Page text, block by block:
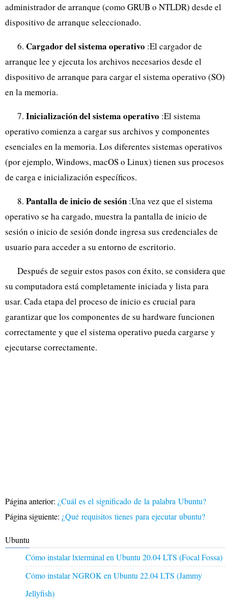
administrador de arranque (como GRUB o NTLDR) desde el
dispositivo de arranque seleccionado.
6. Cargador del sistema operativo :El cargador de
arranque lee y ejecuta los archivos necesarios desde el
dispositivo de arranque para cargar el sistema operativo (SO)
en la memoria.
7. Inicialización del sistema operativo :El sistema
operativo comienza a cargar sus archivos y componentes
esenciales en la memoria. Los diferentes sistemas operativos
(por ejemplo, Windows, macOS o Linux) tienen sus procesos
de carga e inicialización específicos.
8. Pantalla de inicio de sesión :Una vez que el sistema
operativo se ha cargado, muestra la pantalla de inicio de
sesión o inicio de sesión donde ingresa sus credenciales de
usuario para acceder a su entorno de escritorio.
Después de seguir estos pasos con éxito, se considera que
su computadora está completamente iniciada y lista para
usar. Cada etapa del proceso de inicio es crucial para
garantizar que los componentes de su hardware funcionen
correctamente y que el sistema operativo pueda cargarse y
ejecutarse correctamente.
Página anterior: ¿Cuál es el significado de la palabra Ubuntu?
Página siguiente: ¿Qué requisitos tienes para ejecutar ubuntu?
Ubuntu
Cómo instalar lxterminal en Ubuntu 20.04 LTS (Focal Fossa)
Cómo instalar NGROK en Ubuntu 22.04 LTS (Jammy
Jellyfish)